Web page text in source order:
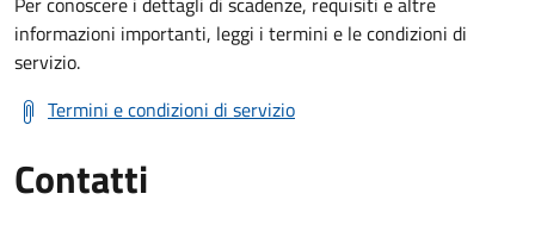
informazioni importanti, leggi i termini e le condizioni di
servizio.
Termini e condizioni di servizio
Contatti